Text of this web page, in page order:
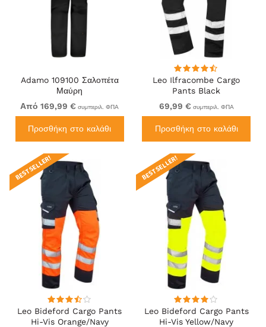
Adamo 109100 Σαλοπέτα
Μαύρη
Από 169,99 € συμπεριλ. ΦΠΑ
Προσθήκη στο καλάθι
Leo Ilfracombe Cargo
Pants Black
69,99 € συμπεριλ. ΦΠΑ
Προσθήκη στο καλάθι
Leo Bideford Cargo Pants
Hi-Vis Orange/Navy
BEST SELLER!
Leo Bideford Cargo Pants
Hi-Vis Yellow/Navy
BEST SELLER!